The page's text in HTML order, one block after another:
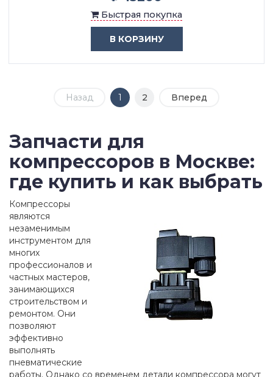
Быстрая покупка
В КОРЗИНУ
Назад 1 2 Вперед
Запчасти для
компрессоров в Москве:
где купить и как выбрать
Компрессоры
являются
незаменимым
инструментом для
многих
профессионалов и
частных мастеров,
занимающихся
строительством и
ремонтом. Они
позволяют
эффективно
выполнять
пневматические
работы. Однако со временем детали компрессора могут